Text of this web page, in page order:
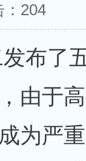
204
布了
由于
为严